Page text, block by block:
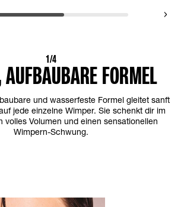
1/4
FORMEL
und wasserfeste Formel gleitet sanft
jede einzelne Wimper. Sie schenkt dir im
volles Volumen und einen sensationellen
Wimpern-Schwung.